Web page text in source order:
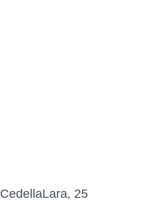
CedellaLara, 25